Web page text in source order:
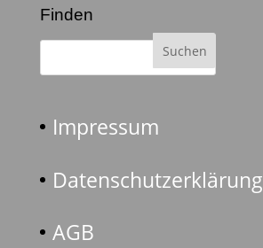
Finden
Impressum
Datenschutzerklärung
AGB